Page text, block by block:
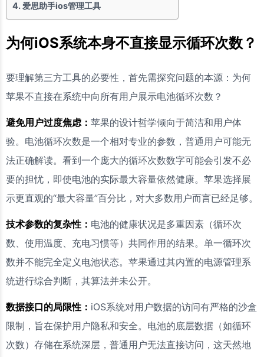
爱思助手ios管理工具
为何iOS系统本身不直接显示循环次数？
要理解第三方工具的必要性，首先需探究问题的本源：为何
苹果不直接在系统中向所有用户展示电池循环次数？
避免用户过度焦虑： 苹果的设计哲学倾向于简洁和用户体
验。电池循环次数是一个相对专业的参数，普通用户可能无
法正确解读。看到一个庞大的循环次数数字可能会引发不必
要的担忧，即使电池的实际最大容量依然健康。苹果选择展
示更直观的“最大容量”百分比，对大多数用户而言已经足够。
技术参数的复杂性： 电池的健康状况是多重因素（循环次
数、使用温度、充电习惯等）共同作用的结果。单一循环次
数并不能完全定义电池状态。苹果通过其内置的电源管理系
统进行综合判断，其算法并未公开。
数据接口的局限性： iOS系统对用户数据的访问有严格的沙盒
限制，旨在保护用户隐私和安全。电池的底层数据（如循环
次数）存储在系统深层，普通用户无法直接访问，这天然地